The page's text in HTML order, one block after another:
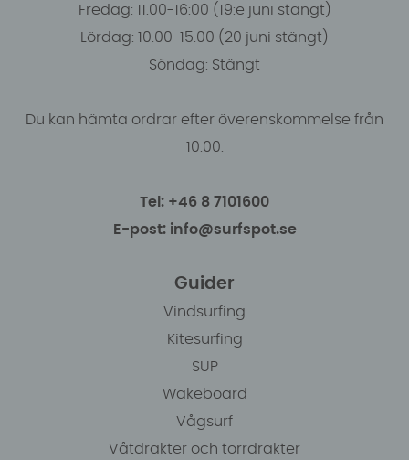
Fredag: 11.00-16:00 (19:e juni stängt)
Lördag: 10.00-15.00 (20 juni stängt)
Söndag: Stängt
Du kan hämta ordrar efter överenskommelse från
10.00.
Tel: +46 8 7101600
E-post: info@surfspot.se
Guider
Vindsurfing
Kitesurfing
SUP
Wakeboard
Vågsurf
Våtdräkter och torrdräkter